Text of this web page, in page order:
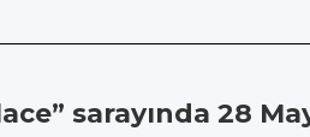
sarayında 28